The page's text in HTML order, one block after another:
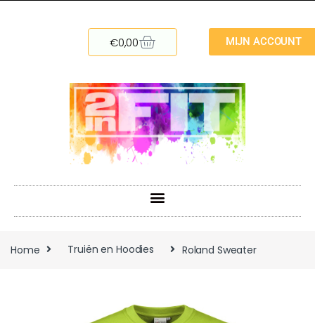
€0,00 MIJN ACCOUNT
Home Truiën en Hoodies Roland Sweater